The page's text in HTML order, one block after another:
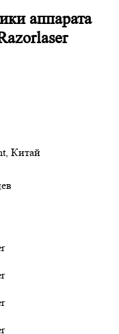
аппарата
Китай